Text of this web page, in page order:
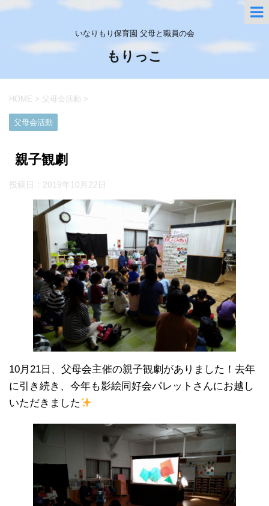
いなりもり保育園 父母と職員の会
もりっこ
HOME > 父母会活動 >
父母会活動
親子観劇
投稿日： 2019年10月22日
10月21日、父母会主催の親子観劇がありました！去年
に引き続き、今年も影絵同好会パレットさんにお越し
いただきました